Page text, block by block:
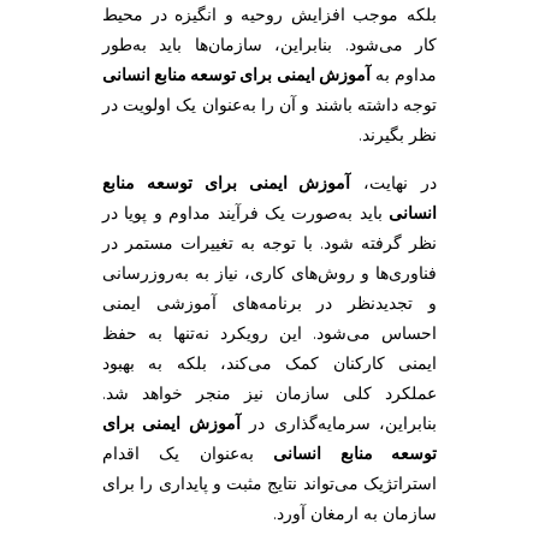
بلکه موجب افزایش روحیه و انگیزه در محیط
کار می‌شود. بنابراین، سازمان‌ها باید به‌طور
مداوم بهآموزش ایمنی برای توسعه منابع انسانی
توجه داشته باشند و آن را به‌عنوان یک اولویت در
نظر بگیرند.
در نهایت،آموزش ایمنی برای توسعه منابع
انسانی باید به‌صورت یک فرآیند مداوم و پویا در
نظر گرفته شود. با توجه به تغییرات مستمر در
فناوری‌ها و روش‌های کاری، نیاز به به‌روزرسانی
و تجدیدنظر در برنامه‌های آموزشی ایمنی
احساس می‌شود. این رویکرد نه‌تنها به حفظ
ایمنی کارکنان کمک می‌کند، بلکه به بهبود
عملکرد کلی سازمان نیز منجر خواهد شد.
بنابراین، سرمایه‌گذاری درآموزش ایمنی برای
توسعه منابع انسانی به‌عنوان یک اقدام
استراتژیک می‌تواند نتایج مثبت و پایداری را برای
سازمان به ارمغان آورد.